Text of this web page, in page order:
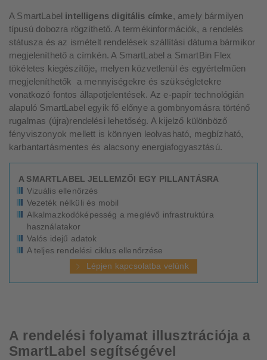
A SmartLabel intelligens digitális címke, amely bármilyen
típusú dobozra rögzíthető. A termékinformációk, a rendelés
státusza és az ismételt rendelések szállítási dátuma bármikor
megjeleníthető a címkén. A SmartLabel a SmartBin Flex
tökéletes kiegészítője, melyen közvetlenül és egyértelműen
megjeleníthetők a mennyiségekre és szükségletekre
vonatkozó fontos állapotjelentések. Az e-papír technológián
alapuló SmartLabel egyik fő előnye a gombnyomásra történő
rugalmas (újra)rendelési lehetőség. A kijelző különböző
fényviszonyok mellett is könnyen leolvasható, megbízható,
karbantartásmentes és alacsony energiafogyasztású.
A SMARTLABEL JELLEMZŐI EGY PILLANTÁSRA
Vizuális ellenőrzés
Vezeték nélküli és mobil
Alkalmazkodóképesség a meglévő infrastruktúra
használatakor
Valós idejű adatok
A teljes rendelési ciklus ellenőrzése
Lépjen kapcsolatba velünk
A rendelési folyamat illusztrációja a
SmartLabel segítségével